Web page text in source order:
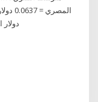
دولار الأمريكي 100